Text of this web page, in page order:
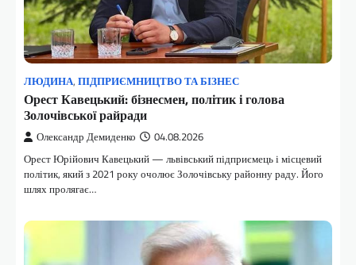
ЛЮДИНА, ПІДПРИЄМНИЦТВО ТА БІЗНЕС
Орест Кавецький: бізнесмен, політик і голова
Золочівської райради
Олександр Демиденко 04.08.2026
Орест Юрійович Кавецький — львівський підприємець і місцевий
політик, який з 2021 року очолює Золочівську районну раду. Його
шлях пролягає…